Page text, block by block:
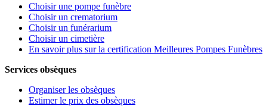
Choisir une pompe funèbre
Choisir un crematorium
Choisir un funérarium
Choisir un cimetière
En savoir plus sur la certification Meilleures Pompes Funèbres
Services obsèques
Organiser les obsèques
Estimer le prix des obsèques